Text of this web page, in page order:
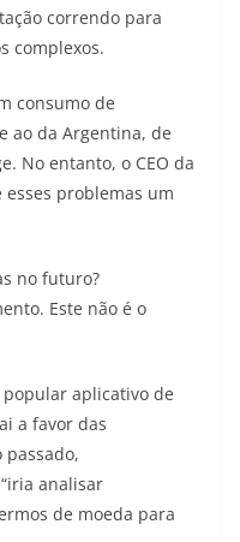
correndo para
complexos.
consumo de
ao da Argentina, de
No entanto, o CEO da
problemas um
no futuro?
Este não é o
aplicativo de
a favor das
passado,
analisar
de moeda para